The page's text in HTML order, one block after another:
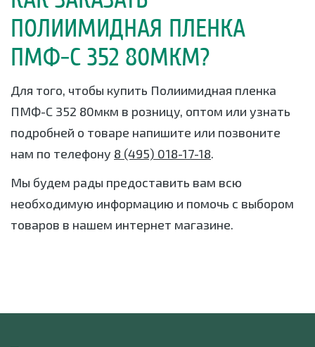
ПОЛИИМИДНАЯ ПЛЕНКА
ПМФ-С 352 80МКМ?
Для того, чтобы купить Полиимидная пленка
ПМФ-С 352 80мкм в розницу, оптом или узнать
подробней о товаре напишите или позвоните
нам по телефону 8 (495) 018-17-18.
Мы будем рады предоставить вам всю
необходимую информацию и помочь с выбором
товаров в нашем интернет магазине.